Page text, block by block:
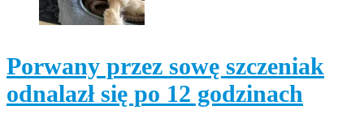
Porwany przez sowę szczeniak
odnalazł się po 12 godzinach